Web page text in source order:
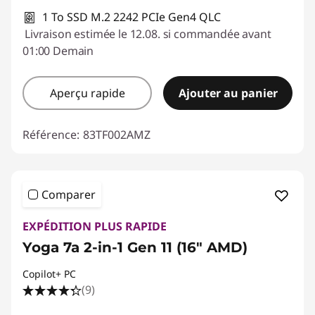
1 To SSD M.2 2242 PCIe Gen4 QLC
Livraison estimée le 12.08. si commandée avant
01:00 Demain
Aperçu rapide Ajouter au panier
Référence: 83TF002AMZ
Comparer
EXPÉDITION PLUS RAPIDE
Yoga 7a 2-in-1 Gen 11 (16" AMD)
Copilot+ PC
(9)